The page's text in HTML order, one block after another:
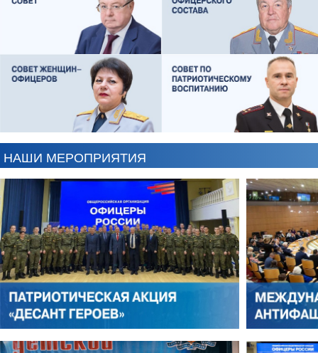
НАШИ МЕРОПРИЯТИЯ
АНТОН ЦВЕТКОВ ВИКТОР ЛИТОВКИН